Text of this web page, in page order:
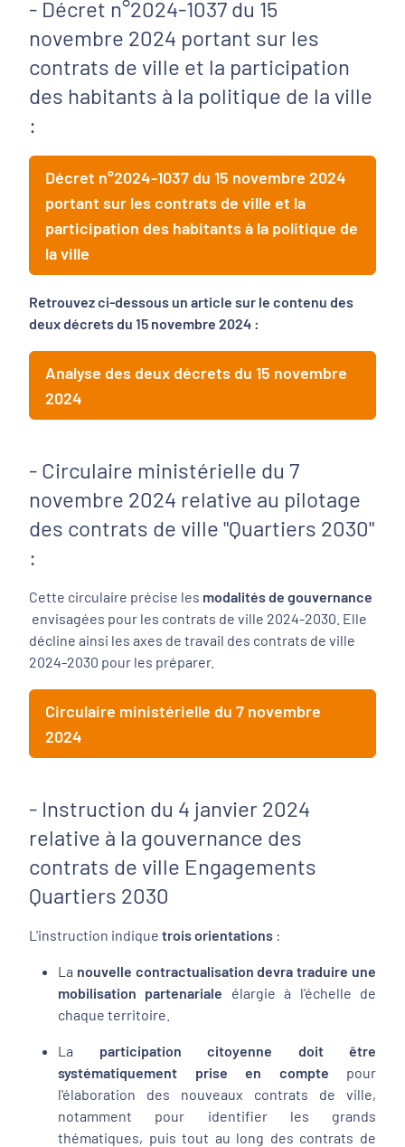
- Décret n°2024-1037 du 15
novembre 2024 portant sur les
contrats de ville et la participation
des habitants à la politique de la ville
:
Décret n°2024-1037 du 15 novembre 2024
portant sur les contrats de ville et la
participation des habitants à la politique de
la ville
Retrouvez ci-dessous un article sur le contenu des
deux décrets du 15 novembre 2024 :
Analyse des deux décrets du 15 novembre
2024
- Circulaire ministérielle du 7
novembre 2024 relative au pilotage
des contrats de ville "Quartiers 2030"
:
Cette circulaire précise les modalités de gouvernance
envisagées pour les contrats de ville 2024-2030. Elle
décline ainsi les axes de travail des contrats de ville
2024-2030 pour les préparer.
Circulaire ministérielle du 7 novembre
2024
- Instruction du 4 janvier 2024
relative à la gouvernance des
contrats de ville Engagements
Quartiers 2030
L'instruction indique trois orientations :
La nouvelle contractualisation devra traduire une
mobilisation partenariale élargie à l'échelle de
chaque territoire.
La participation citoyenne doit être
systématiquement prise en compte pour
l'élaboration des nouveaux contrats de ville,
notamment pour identifier les grands
thématiques, puis tout au long des contrats de